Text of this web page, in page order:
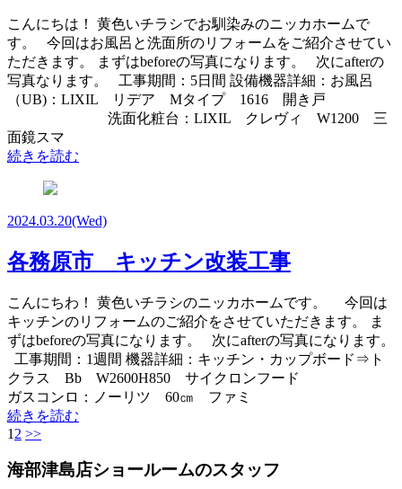
こんにちは！ 黄色いチラシでお馴染みのニッカホームで
す。 今回はお風呂と洗面所のリフォームをご紹介させてい
ただきます。 まずはbeforeの写真になります。 次にafterの
写真なります。 工事期間：5日間 設備機器詳細：お風呂
（UB)：LIXIL リデア Mタイプ 1616 開き戸
洗面化粧台：LIXIL クレヴィ W1200 三
面鏡スマ
続きを読む
2024.03.20(Wed)
各務原市 キッチン改装工事
こんにちわ！ 黄色いチラシのニッカホームです。 今回は
キッチンのリフォームのご紹介をさせていただきます。 ま
ずはbeforeの写真になります。 次にafterの写真になります。
工事期間：1週間 機器詳細：キッチン・カップボード⇒ト
クラス Bb W2600H850 サイクロンフード
ガスコンロ：ノーリツ 60㎝ ファミ
続きを読む
1 2 >>
海部津島店ショールームのスタッフ